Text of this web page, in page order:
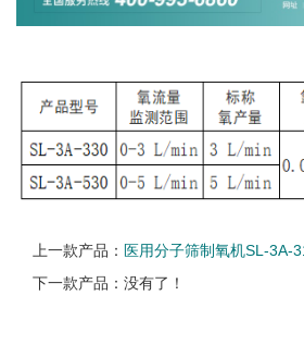
上一款产品： 医用分子筛制氧机SL-3A-
下一款产品：没有了！